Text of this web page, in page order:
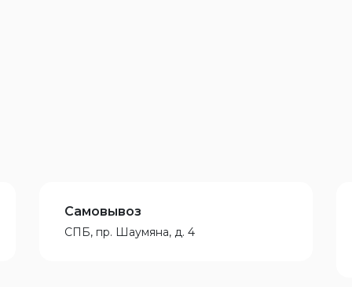
Самовывоз
СПБ, пр. Шаумяна, д. 4